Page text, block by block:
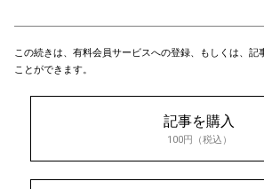
この続きは、有料会員サービスへの登録、もしくは、記
ことができます。
記事を購入
100円（税込）